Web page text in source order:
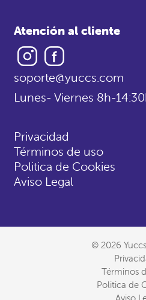
Atención al cliente
Instagram
soporte@yuccs.com
Lunes- Viernes 8h-
Privacidad
Términos de uso
Politica de Cookies
Aviso Legal
© 2026
Términos
Politica de